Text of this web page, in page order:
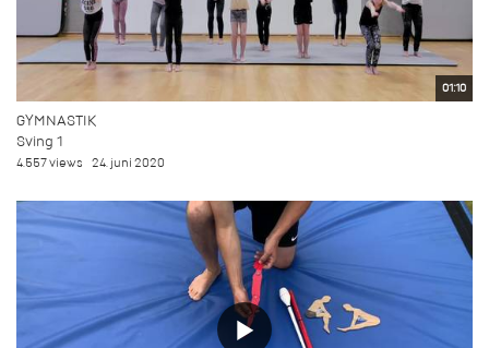
01:10
GYMNASTIK
Sving 1
4.557 views 24. juni 2020